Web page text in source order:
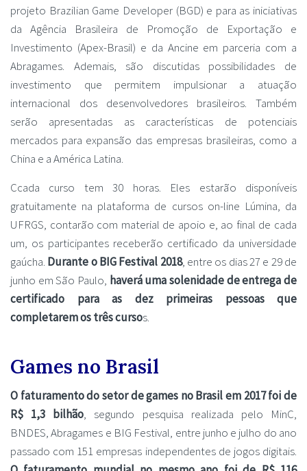
projeto Brazilian Game Developer (BGD) e para as iniciativas
da Agência Brasileira de Promoção de Exportação e
Investimento (Apex-Brasil) e da Ancine em parceria com a
Abragames. Ademais, são discutidas possibilidades de
investimento que permitem impulsionar a atuação
internacional dos desenvolvedores brasileiros. Também
serão apresentadas as características de potenciais
mercados para expansão das empresas brasileiras, como a
China e a América Latina.
Ccada curso tem 30 horas. Eles estarão disponíveis
gratuitamente na plataforma de cursos on-line Lúmina, da
UFRGS, contarão com material de apoio e, ao final de cada
um, os participantes receberão certificado da universidade
gaúcha. Durante o BIG Festival 2018, entre os dias 27 e 29 de
junho em São Paulo, haverá uma solenidade de entrega de
certificado para as dez primeiras pessoas que
completarem os três cursos.
Games no Brasil
O faturamento do setor de games no Brasil em 2017 foi de
R$ 1,3 bilhão, segundo pesquisa realizada pelo MinC,
BNDES, Abragames e BIG Festival, entre junho e julho do ano
passado com 151 empresas independentes de jogos digitais.